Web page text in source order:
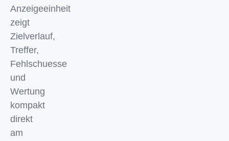
Anzeigeeinheit
zeigt
Zielverlauf,
Treffer,
Fehlschuesse
und
Wertung
kompakt
direkt
am